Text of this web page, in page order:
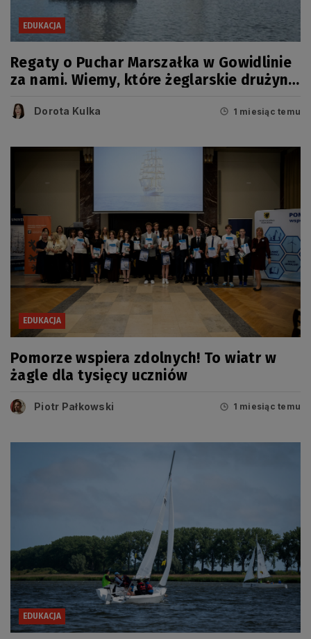
EDUKACJA
Regaty o Puchar Marszałka w Gowidlinie
za nami. Wiemy, które żeglarskie drużyny
Dorota Kulka 1 miesiąc temu
EDUKACJA
Pomorze wspiera zdolnych! To wiatr w
żagle dla tysięcy uczniów
Piotr Pałkowski 1 miesiąc temu
EDUKACJA